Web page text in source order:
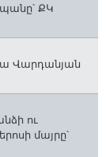
ՔԿ
Վարդանյան
ու
մայրը՝